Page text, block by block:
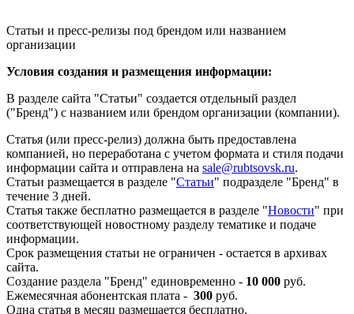
Статьи и пресс-релизы под брендом или названием
организации
Условия создания и размещения информации:
В разделе сайта "Статьи" создается отдельный раздел
("Бренд") с названием или брендом организации (компании).
Статья (или пресс-релиз) должна быть предоставлена
компанией, но переработана с учетом формата и стиля подачи
информации сайта и отправлена на sale@rubtsovsk.ru.
Статьи размещается в разделе "Статьи" подразделе "Бренд" в
течение 3 дней.
Статья также бесплатно размещается в разделе "Новости" при
соответствующей новостному разделу тематике и подаче
информации.
Срок размещения статьи не ограничен - остается в архивах
сайта.
Создание раздела "Бренд" единовременно - 10 000 руб.
Ежемесячная абонентская плата - 300 руб.
Одна статья в месяц размещается бесплатно.